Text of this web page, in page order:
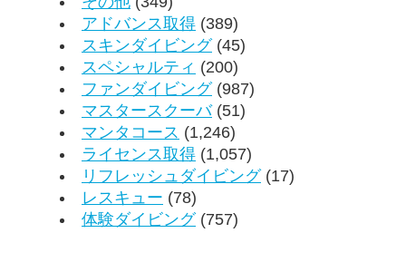
アドバンス取得 (389)
スキンダイビング(45)
スペシャルティ (200)
ファンダイビング(987)
マスタースクーバ(51)
マンタコース (1,246)
ライセンス取得 (1,057)
リフレッシュダイビング(17)
レスキュー (78)
体験ダイビング(757)